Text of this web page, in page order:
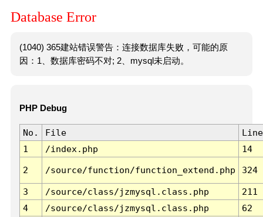
Database Error
(1040) 365建站错误警告：连接数据库失败，可能的原
因：1、数据库密码不对; 2、mysql未启动。
PHP Debug
No. File
Line
1
/index.php 14
2 /source/function/function_extend.php 324
3 /source/class/jzmysql.class.php
211
4
/source/class/jzmysql.class.php
62